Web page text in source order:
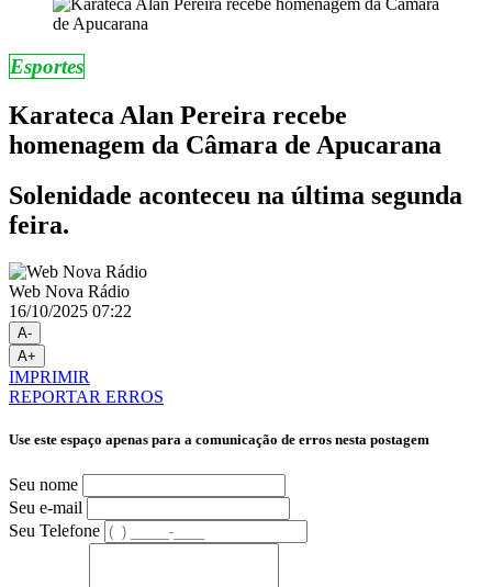
Esportes
Karateca Alan Pereira recebe
homenagem da Câmara de Apucarana
Solenidade aconteceu na última segunda
feira.
Web Nova Rádio
16/10/2025 07:22
A-
A+
IMPRIMIR
REPORTAR ERROS
Use este espaço apenas para a comunicação de erros nesta postagem
Seu nome
Seu e-mail
Seu Telefone